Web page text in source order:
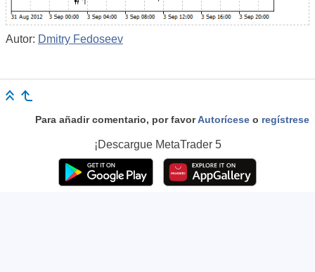
Autor: Dmitry Fedoseev
Para añadir comentario, por favorAutorícese o regístrese
¡Descargue MetaTrader 5